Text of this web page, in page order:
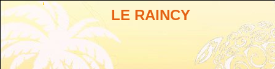
LE RAINCY